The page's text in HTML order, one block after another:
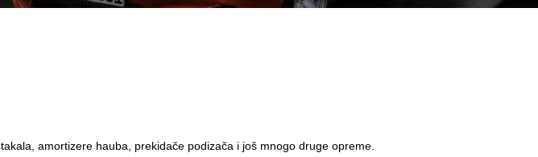
amortizere hauba, prekidače podizača i još mnogo druge opreme.